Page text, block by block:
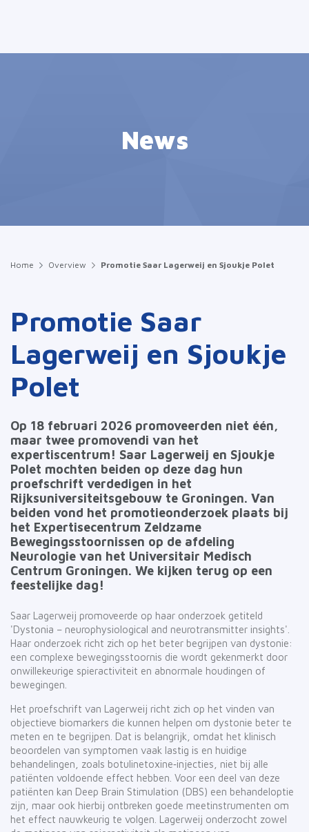
News
Home Overview Promotie Saar Lagerweij en Sjoukje Polet
Promotie Saar
Lagerweij en Sjoukje
Polet
Op 18 februari 2026 promoveerden niet één,
maar twee promovendi van het
expertiscentrum! Saar Lagerweij en Sjoukje
Polet mochten beiden op deze dag hun
proefschrift verdedigen in het
Rijksuniversiteitsgebouw te Groningen. Van
beiden vond het promotieonderzoek plaats bij
het Expertisecentrum Zeldzame
Bewegingsstoornissen op de afdeling
Neurologie van het Universitair Medisch
Centrum Groningen. We kijken terug op een
feestelijke dag!
Saar Lagerweij promoveerde op haar onderzoek getiteld
'Dystonia – neurophysiological and neurotransmitter insights'.
Haar onderzoek richt zich op het beter begrijpen van dystonie:
een complexe bewegingsstoornis die wordt gekenmerkt door
onwillekeurige spieractiviteit en abnormale houdingen of
bewegingen.
Het proefschrift van Lagerweij richt zich op het vinden van
objectieve biomarkers die kunnen helpen om dystonie beter te
meten en te begrijpen. Dat is belangrijk, omdat het klinisch
beoordelen van symptomen vaak lastig is en huidige
behandelingen, zoals botulinetoxine‑injecties, niet bij alle
patiënten voldoende effect hebben. Voor een deel van deze
patiënten kan Deep Brain Stimulation (DBS) een behandeloptie
zijn, maar ook hierbij ontbreken goede meetinstrumenten om
het effect nauwkeurig te volgen. Lagerweij onderzocht zowel